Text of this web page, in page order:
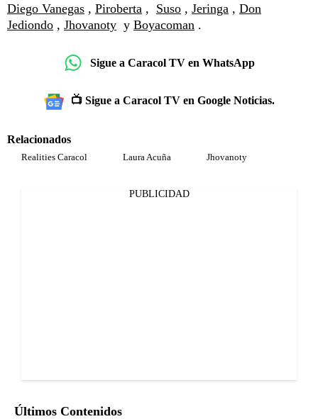
Diego Vanegas , Piroberta , Suso , Jeringa , Don
Jediondo , Jhovanoty y Boyacoman .
Sigue a Caracol TV en WhatsApp
📺 Sigue a Caracol TV en Google Noticias.
Relacionados
Realities Caracol Laura Acuña Jhovanoty
PUBLICIDAD
Últimos Contenidos